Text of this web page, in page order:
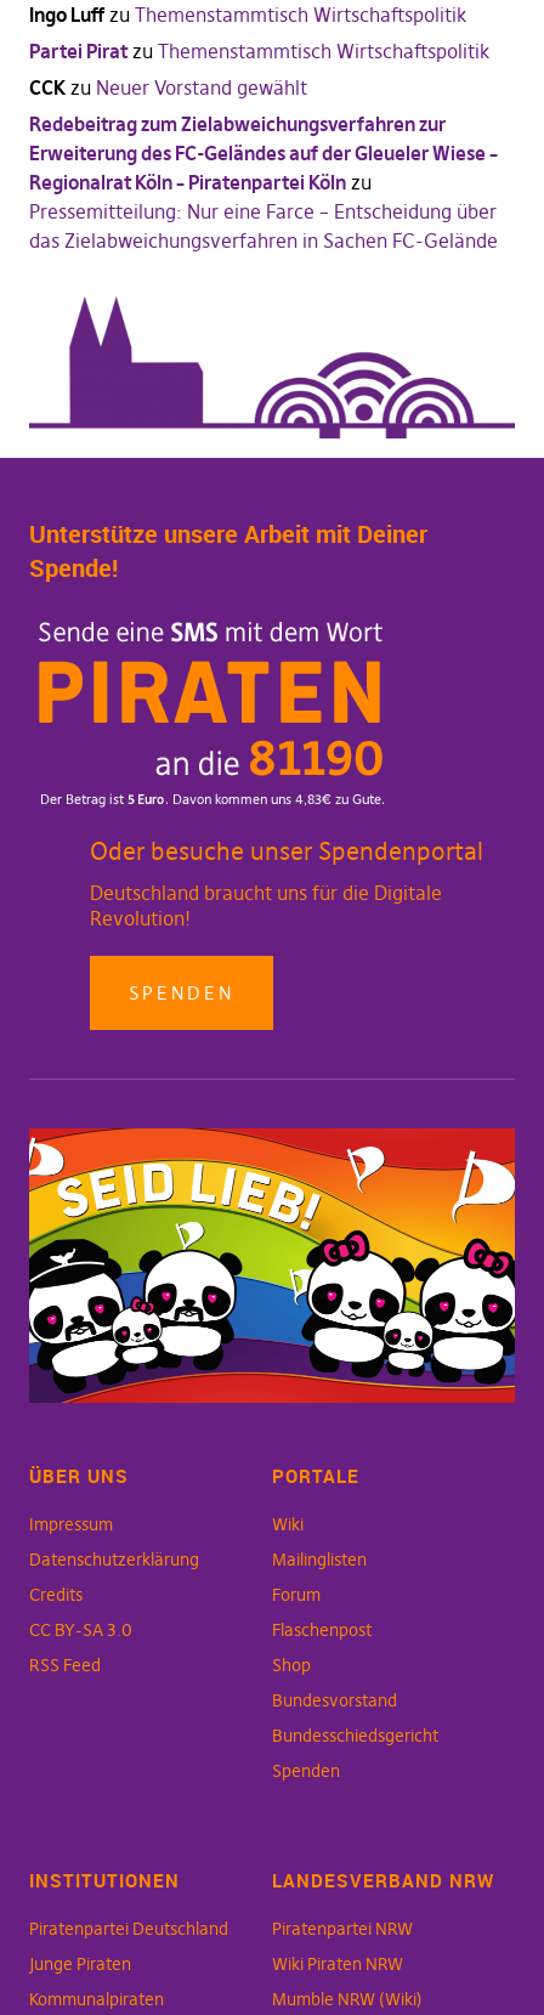
Ingo Luffzu Themenstammtisch Wirtschaftspolitik
Partei Piratzu Themenstammtisch Wirtschaftspolitik
CCKzu Neuer Vorstand gewählt
Redebeitrag zum Zielabweichungsverfahren zur
Erweiterung des FC-Geländes auf der Gleueler Wiese –
Regionalrat Köln – Piratenpartei Kölnzu
Pressemitteilung: Nur eine Farce – Entscheidung über
das Zielabweichungsverfahren in Sachen FC-Gelände
Unterstütze unsere Arbeit mit Deiner
Spende!
Oder besuche unser Spendenportal
Deutschland braucht uns für die Digitale
Revolution!
SPENDEN
ÜBER UNS
Impressum
Datenschutzerklärung
Credits
CC BY-SA 3.0
RSS Feed
PORTALE
Wiki
Mailinglisten
Forum
Flaschenpost
Shop
Bundesvorstand
Bundesschiedsgericht
Spenden
INSTITUTIONEN
Piratenpartei Deutschland
Junge Piraten
Kommunalpiraten
LANDESVERBAND NRW
Piratenpartei NRW
Wiki Piraten NRW
Mumble NRW (Wiki)